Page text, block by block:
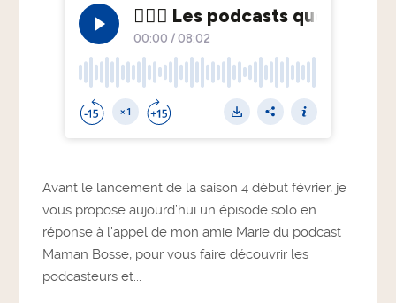
Avant le lancement de la saison 4 début février, je
vous propose aujourd’hui un épisode solo en
réponse à l’appel de mon amie Marie du podcast
Maman Bosse, pour vous faire découvrir les
podcasteurs et...